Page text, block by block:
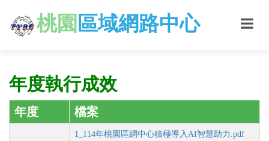
桃園 區域網路中心
年度執行成效
年度 檔案
1_114年桃園區網中心積極導入AI智慧助力.pdf